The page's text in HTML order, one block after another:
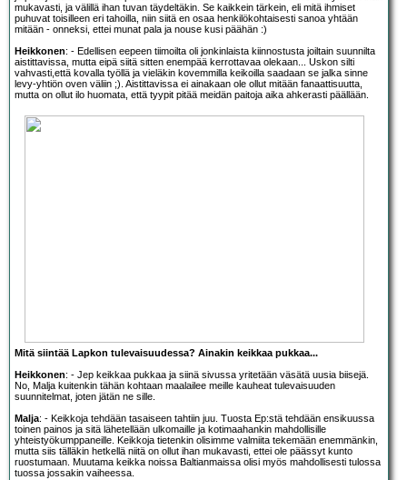
mukavasti, ja välillä ihan tuvan täydeltäkin. Se kaikkein tärkein, eli mitä ihmiset
puhuvat toisilleen eri tahoilla, niin siitä en osaa henkilökohtaisesti sanoa yhtään
mitään - onneksi, ettei munat pala ja nouse kusi päähän :)
Heikkonen: - Edellisen eepeen tiimoilta oli jonkinlaista kiinnostusta joiltain suunnilta
aistittavissa, mutta eipä siitä sitten enempää kerrottavaa olekaan... Uskon silti
vahvasti,että kovalla työllä ja vieläkin kovemmilla keikoilla saadaan se jalka sinne
levy-yhtiön oven väliin ;). Aistittavissa ei ainakaan ole ollut mitään fanaattisuutta,
mutta on ollut ilo huomata, että tyypit pitää meidän paitoja aika ahkerasti päällään.
Mitä siintää Lapkon tulevaisuudessa? Ainakin keikkaa pukkaa...
Heikkonen: - Jep keikkaa pukkaa ja siinä sivussa yritetään väsätä uusia biisejä.
No, Malja kuitenkin tähän kohtaan maalailee meille kauheat tulevaisuuden
suunnitelmat, joten jätän ne sille.
Malja: - Keikkoja tehdään tasaiseen tahtiin juu. Tuosta Ep:stä tehdään ensikuussa
toinen painos ja sitä lähetellään ulkomaille ja kotimaahankin mahdollisille
yhteistyökumppaneille. Keikkoja tietenkin olisimme valmiita tekemään enemmänkin,
mutta siis tälläkin hetkellä niitä on ollut ihan mukavasti, ettei ole päässyt kunto
ruostumaan. Muutama keikka noissa Baltianmaissa olisi myös mahdollisesti tulossa
tuossa jossakin vaiheessa.